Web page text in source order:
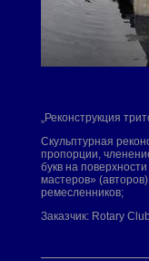
„Реконструкция
Скульптурная
пропорции,
букв на
мастеров»
ремесленников;
Заказчик: Rotary